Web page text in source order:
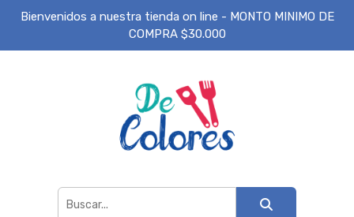
Bienvenidos a nuestra tienda on line - MONTO MINIMO DE
COMPRA $30.000